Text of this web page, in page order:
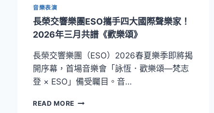
音樂表演
長榮交響樂團ESO攜手四大國際聲樂家！
2026年三月共譜《歡樂頌》
長榮交響樂團（ESO）2026春夏樂季即將揭
開序幕，首場音樂會「詠恆．歡樂頌—梵志
登 × ESO」備受矚目。音…
READ MORE